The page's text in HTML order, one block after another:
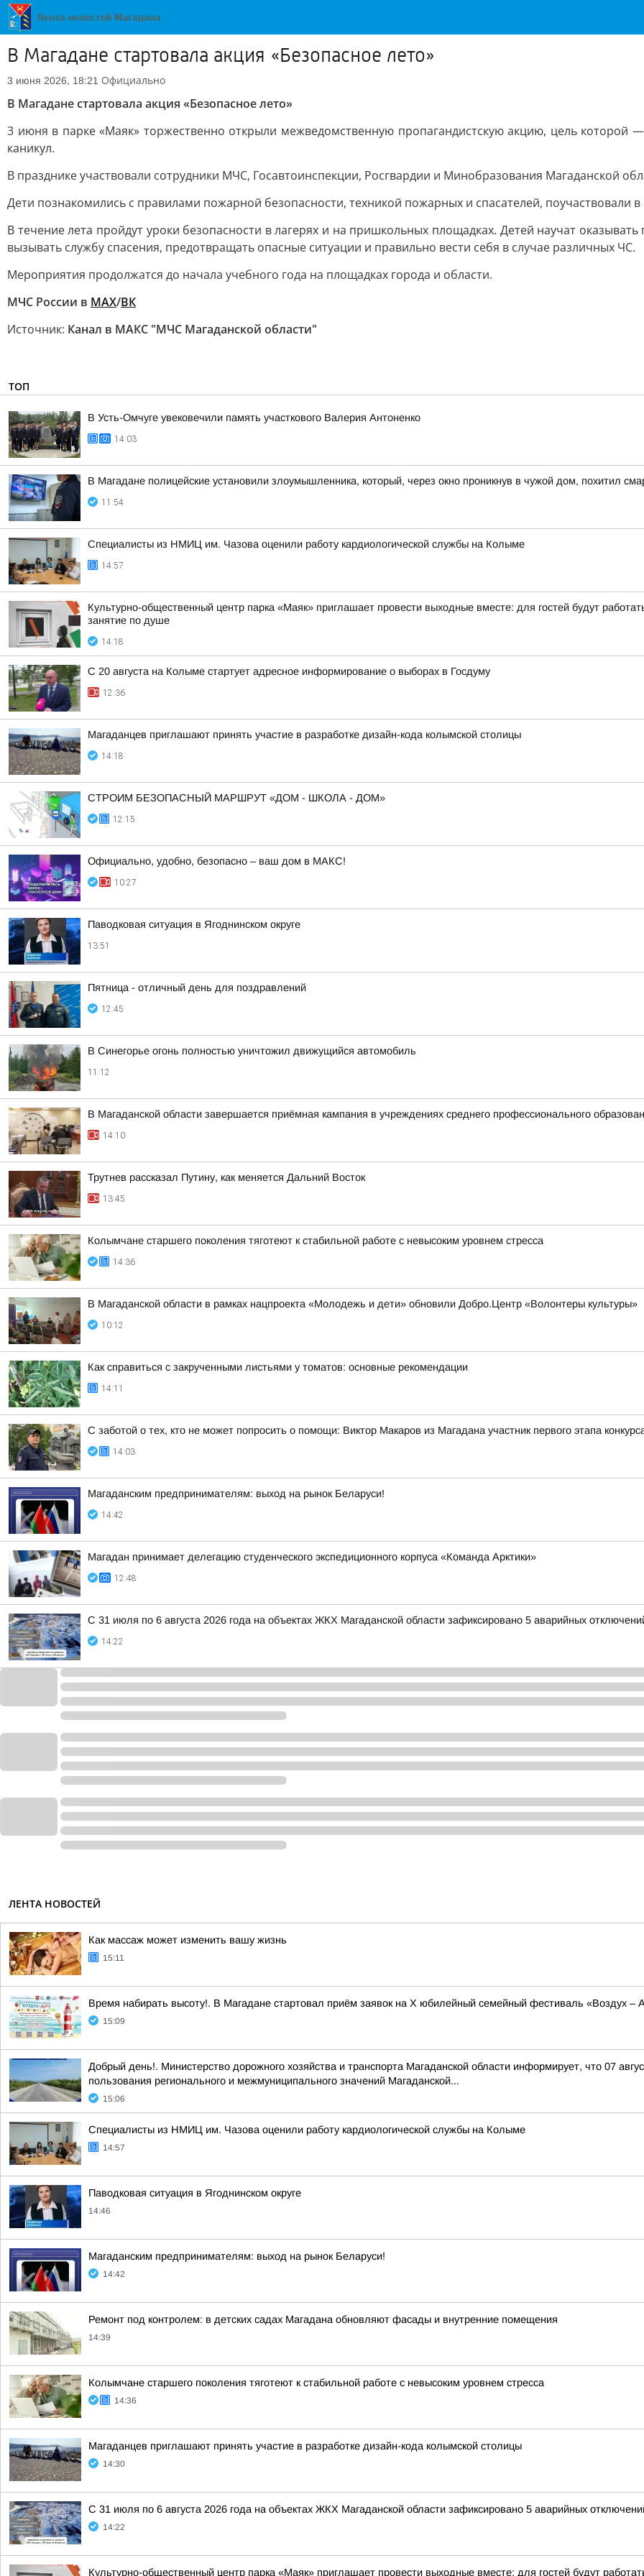
В Магадане стартовала акция «Безопасное лето»
3 июня 2026, 18:21 Официально
В Магадане стартовала акция «Безопасное лето»
3 июня в парке «Маяк» торжественно открыли межведомственную пропагандистскую акцию, цель которой
каникул.
В празднике участвовали сотрудники МЧС, Госавтоинспекции, Росгвардии и Минобразования Магаданской
Дети познакомились с правилами пожарной безопасности, техникой пожарных и спасателей, поучаствовали в
В течение лета пройдут уроки безопасности в лагерях и на пришкольных площадках. Детей научат
вызывать службу спасения, предотвращать опасные ситуации и правильно вести себя в случае различных ЧС.
Мероприятия продолжатся до начала учебного года на площадках города и области.
МЧС России в МАХ/ВК
Источник: Канал в МАКС "МЧС Магаданской области"
ТОП
В Усть-Омчуге увековечили память участкового Валерия Антоненко
14:03
В Магадане полицейские установили злоумышленника, который, через окно проникнув в чужой дом, похитил
11:54
Специалисты из НМИЦ им. Чазова оценили работу кардиологической службы на Колыме
14:57
Культурно-общественный центр парка «Маяк» приглашает провести выходные вместе: для гостей будут
занятие по душе
14:18
С 20 августа на Колыме стартует адресное информирование о выборах в Госдуму
12:36
Магаданцев приглашают принять участие в разработке дизайн-кода колымской столицы
14:18
СТРОИМ БЕЗОПАСНЫЙ МАРШРУТ «ДОМ - ШКОЛА - ДОМ»
12:15
Официально, удобно, безопасно – ваш дом в МАКС!
10:27
Паводковая ситуация в Ягоднинском округе
13:51
Пятница - отличный день для поздравлений
12:45
В Синегорье огонь полностью уничтожил движущийся автомобиль
11:12
В Магаданской области завершается приёмная кампания в учреждениях среднего профессионального
14:10
Трутнев рассказал Путину, как меняется Дальний Восток
13:45
Колымчане старшего поколения тяготеют к стабильной работе с невысоким уровнем стресса
14:36
В Магаданской области в рамках нацпроекта «Молодежь и дети» обновили Добро.Центр «Волонтеры культуры»
10:12
Как справиться с закрученными листьями у томатов: основные рекомендации
14:11
С заботой о тех, кто не может попросить о помощи: Виктор Макаров из Магадана участник первого этапа
14:03
Магаданским предпринимателям: выход на рынок Беларуси!
14:42
Магадан принимает делегацию студенческого экспедиционного корпуса «Команда Арктики»
12:48
С 31 июля по 6 августа 2026 года на объектах ЖКХ Магаданской области зафиксировано 5 аварийных
14:22
ЛЕНТА НОВОСТЕЙ
Как массаж может изменить вашу жизнь
15:11
Время набирать высоту!. В Магадане стартовал приём заявок на X юбилейный семейный фестиваль «Воздух –
15:09
Добрый день!. Министерство дорожного хозяйства и транспорта Магаданской области информирует, что 07
пользования регионального и межмуниципального значений Магаданской...
15:06
Специалисты из НМИЦ им. Чазова оценили работу кардиологической службы на Колыме
14:57
Паводковая ситуация в Ягоднинском округе
14:46
Магаданским предпринимателям: выход на рынок Беларуси!
14:42
Ремонт под контролем: в детских садах Магадана обновляют фасады и внутренние помещения
14:39
Колымчане старшего поколения тяготеют к стабильной работе с невысоким уровнем стресса
14:36
Магаданцев приглашают принять участие в разработке дизайн-кода колымской столицы
14:30
С 31 июля по 6 августа 2026 года на объектах ЖКХ Магаданской области зафиксировано 5 аварийных
14:22
Культурно-общественный центр парка «Маяк» приглашает провести выходные вместе: для гостей будут